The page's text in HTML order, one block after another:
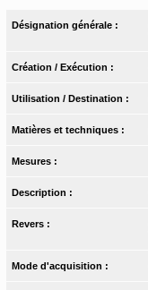
Désignation générale :
Création / Exécution :
Utilisation / Destination :
Matières et techniques :
Mesures :
Description :
Revers :
Mode d'acquisition :